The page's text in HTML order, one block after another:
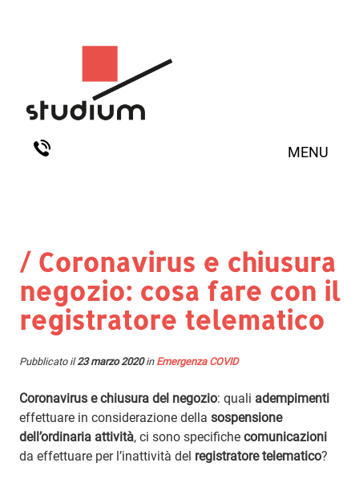
MENU
/ Coronavirus e chiusura
negozio: cosa fare con il
registratore telematico
Pubblicato il23 marzo 2020in Emergenza COVID
Coronavirus e chiusura del negozio: quali adempimenti
effettuare in considerazione della sospensione
dell’ordinaria attività, ci sono specifiche comunicazioni
da effettuare per l’inattività del registratore telematico?